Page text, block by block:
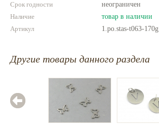
Срок годности
неограничен
Наличие
товар в наличии
Артикул
1.po.stas-t063-170g
Другие товары данного раздела